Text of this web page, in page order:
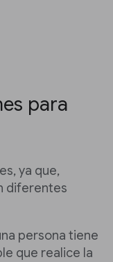
para
ya que,
diferentes
persona tiene
que realice la